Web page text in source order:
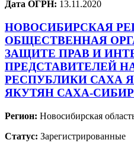
Дата ОГРН: 13.11.2020
НОВОСИБИРСКАЯ
ОБЩЕСТВЕННАЯ
ЗАЩИТЕ ПРАВ И
ПРЕДСТАВИТЕЛЕЙ
РЕСПУБЛИКИ САХА
ЯКУТЯН САХА-
Регион: Новосибирская
Статус: Зарегистрированные